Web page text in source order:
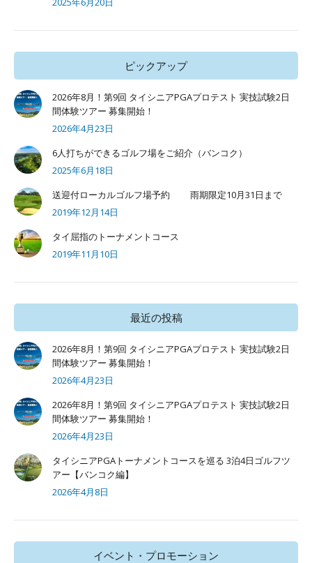
ピックアップ
2026年8月！第9回 タイシニアPGAプロテスト 実技試験2日
間体験ツアー 募集開始！
2026年4月23日
6人打ちができるゴルフ場をご紹介（バンコク）
2025年6月18日
送迎付ローカルゴルフ場予約 雨期限定10月31日まで
2019年12月14日
タイ屈指のトーナメントコース
2019年11月10日
最近の投稿
2026年8月！第9回 タイシニアPGAプロテスト 実技試験2日
間体験ツアー 募集開始！
2026年4月23日
2026年8月！第9回 タイシニアPGAプロテスト 実技試験2日
間体験ツアー 募集開始！
2026年4月23日
タイシニアPGAトーナメントコースを巡る 3泊4日ゴルフツ
アー【バンコク編】
2026年4月8日
イベント・プロモーション